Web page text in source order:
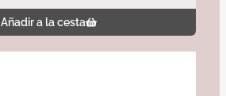
Añadir a la cesta